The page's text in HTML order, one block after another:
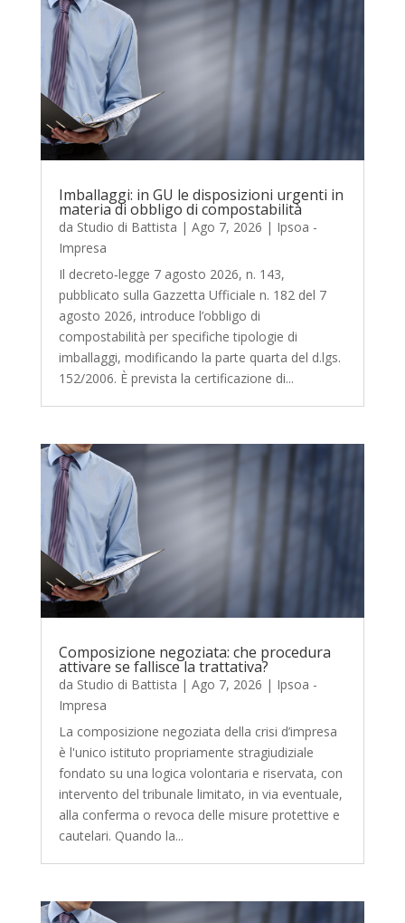
Imballaggi: in GU le disposizioni urgenti in
materia di obbligo di compostabilità
da Studio di Battista | Ago 7, 2026 | Ipsoa -
Impresa
Il decreto‑legge 7 agosto 2026, n. 143,
pubblicato sulla Gazzetta Ufficiale n. 182 del 7
agosto 2026, introduce l’obbligo di
compostabilità per specifiche tipologie di
imballaggi, modificando la parte quarta del d.lgs.
152/2006. È prevista la certificazione di...
Composizione negoziata: che procedura
attivare se fallisce la trattativa?
da Studio di Battista | Ago 7, 2026 | Ipsoa -
Impresa
La composizione negoziata della crisi d’impresa
è l'unico istituto propriamente stragiudiziale
fondato su una logica volontaria e riservata, con
intervento del tribunale limitato, in via eventuale,
alla conferma o revoca delle misure protettive e
cautelari. Quando la...